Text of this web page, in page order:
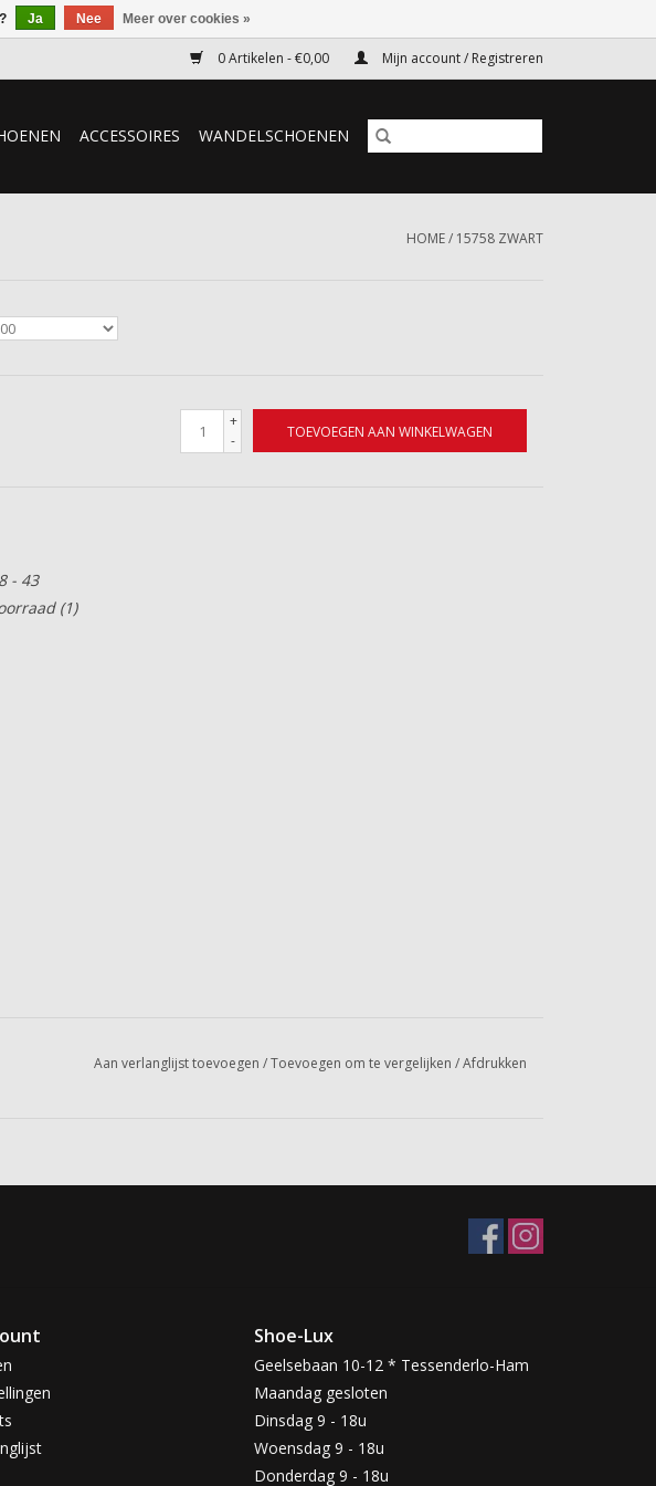
0 Artikelen - €0,00 Mijn account / Registreren
ACCESSOIRES WANDELSCHOENEN
HOME/ 15758 ZWART
+
-
TOEVOEGEN AAN WINKELWAGEN
- 43
(1)
Aan verlanglijst toevoegen /Toevoegen om te vergelijken /Afdrukken
Shoe-Lux
Geelsebaan 10-12 * Tessenderlo-Ham
Maandag gesloten
Dinsdag 9 - 18u
Woensdag 9 - 18u
Donderdag 9 - 18u
Ja Nee Meer over cookies »